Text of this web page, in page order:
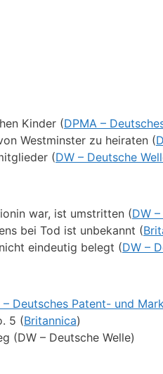
Kinder (DPMA –
Westminster zu heiraten (
(DW – Deutsche
war, ist umstritten (DW
bei Tod ist unbekannt (
eindeutig belegt (DW –
– Deutsches Patent- und
5 (Britannica)
(DW – Deutsche Welle)